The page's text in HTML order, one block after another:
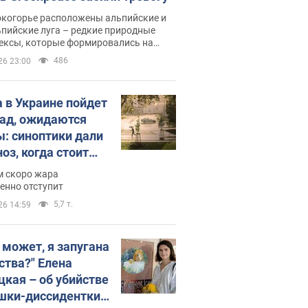
расположены альпийские и
луга – редкие природные
которые формировались на
сотен лет
23:00 486
Украине пойдет
ожидаются
синоптики дали
когда стоит
изменения
скоро жара
отступит
14:59 5,7 т.
я запугана
Елена
– об убийстве
диссидентки